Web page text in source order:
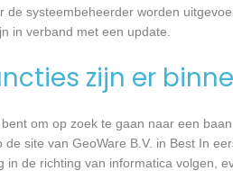
de systeembeheerder worden
in verband met een update.
zijn er
om op zoek te gaan naar een
de site van GeoWare B.V. in Best In
in de richting van informatica volgen,